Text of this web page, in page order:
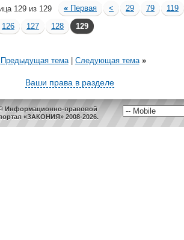
129 из 129 « Первая < 29 79
119
126 127 128 129
Предыдущая тема| Следующая тема »
Ваши права в разделе
Информационно-правовой
«ЗАКОНИЯ» 2008-2026.